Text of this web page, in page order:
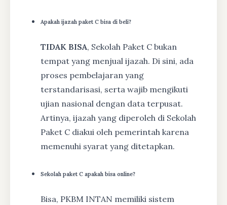
Apakah ijazah paket C bisa di beli?
TIDAK BISA, Sekolah Paket C bukan
tempat yang menjual ijazah. Di sini, ada
proses pembelajaran yang
terstandarisasi, serta wajib mengikuti
ujian nasional dengan data terpusat.
Artinya, ijazah yang diperoleh di Sekolah
Paket C diakui oleh pemerintah karena
memenuhi syarat yang ditetapkan.
Sekolah paket C apakah bisa online?
Bisa, PKBM INTAN memiliki sistem